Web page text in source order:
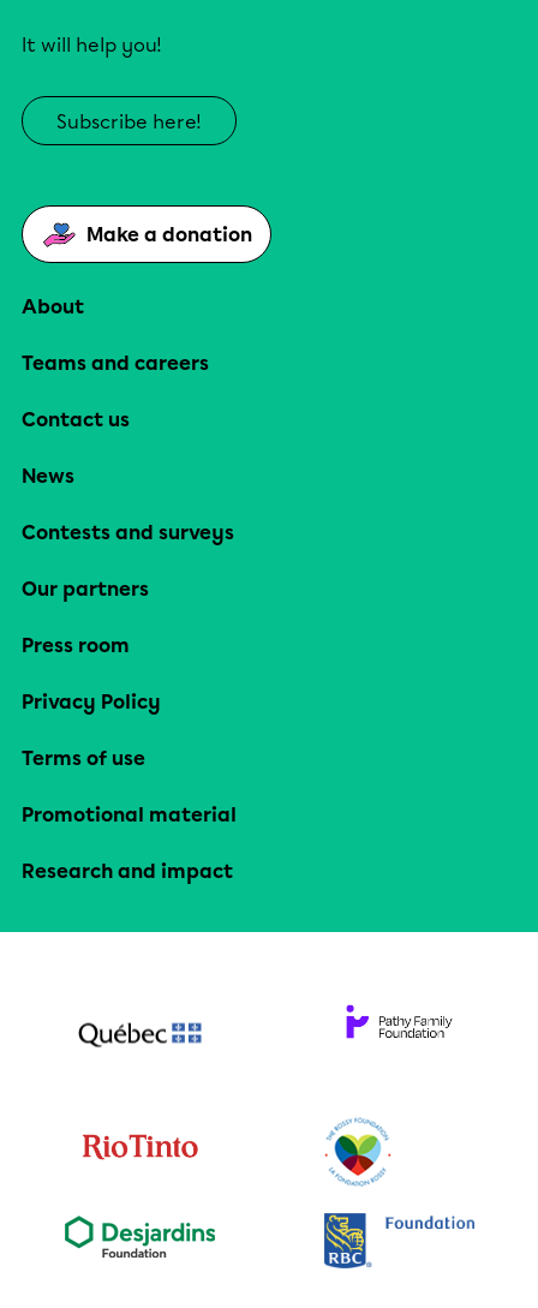
It will help you!
Subscribe here!
Make a donation
About
Teams and careers
Contact us
News
Contests and surveys
Our partners
Press room
Privacy Policy
Terms of use
Promotional material
Research and impact